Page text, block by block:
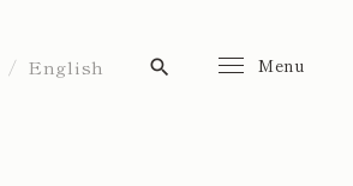
Menu
English search